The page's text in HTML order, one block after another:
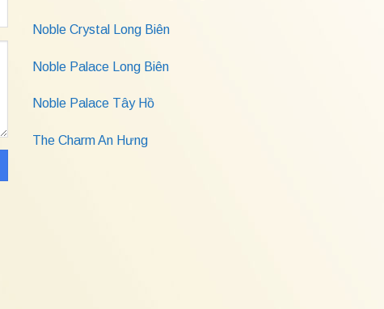
Noble Crystal Long Biên
Noble Palace Long Biên
Noble Palace Tây Hồ
The Charm An Hưng